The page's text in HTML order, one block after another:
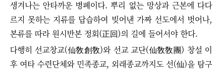
생겨나는 안타까운 병폐이다. 뿌리 없는 망상과 근본에 다다
르지 못하는 지류를 답습하여 빚어낸 가짜 선도에서 벗어나,
본류를 따라 원시반본 정회(正回)의 길에 들어서야 한다.
다행히 선교창교(仙敎創敎)와 선교 교단(仙敎敎團) 창설 이
후 여타 수련단체와 민족종교, 외래종교까지도 선(仙)을 탐구